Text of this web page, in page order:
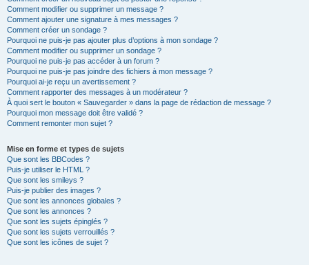
Comment modifier ou supprimer un message ?
Comment ajouter une signature à mes messages ?
Comment créer un sondage ?
Pourquoi ne puis-je pas ajouter plus d’options à mon sondage ?
Comment modifier ou supprimer un sondage ?
Pourquoi ne puis-je pas accéder à un forum ?
Pourquoi ne puis-je pas joindre des fichiers à mon message ?
Pourquoi ai-je reçu un avertissement ?
Comment rapporter des messages à un modérateur ?
À quoi sert le bouton « Sauvegarder » dans la page de rédaction de message ?
Pourquoi mon message doit être validé ?
Comment remonter mon sujet ?
Mise en forme et types de sujets
Que sont les BBCodes ?
Puis-je utiliser le HTML ?
Que sont les smileys ?
Puis-je publier des images ?
Que sont les annonces globales ?
Que sont les annonces ?
Que sont les sujets épinglés ?
Que sont les sujets verrouillés ?
Que sont les icônes de sujet ?